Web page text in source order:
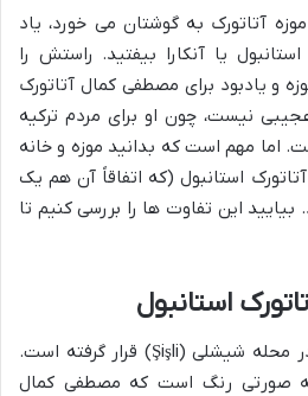
آتاتورک به گوشتان می خورد، یاد
یا آنکارا بیفتید. راستش را
و یادبود برای مصطفی کمال آتاتورک
نیست، چون او برای مردم ترکیه
اما مهم است که بدانید موزه و خانه
آتاتورک استانبول (که اتفاقاً آن هم یک
این تفاوت ها را بررسی کنیم تا
استانبول
محله شیشلی (Şişli)
قرار گرفته است.
صورتی رنگ است که مصطفی کمال